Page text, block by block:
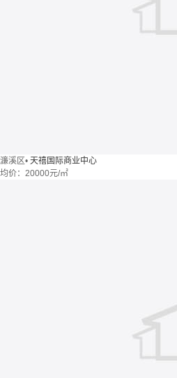
濂溪区• 天禧国际商业中心
均价： 20000元/㎡